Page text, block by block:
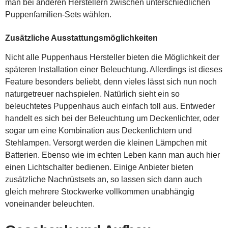
man bei anderen Herstellern zwischen unterschiedlichen
Puppenfamilien-Sets wählen.
Zusätzliche Ausstattungsmöglichkeiten
Nicht alle Puppenhaus Hersteller bieten die Möglichkeit der
späteren Installation einer Beleuchtung. Allerdings ist dieses
Feature besonders beliebt, denn vieles lässt sich nun noch
naturgetreuer nachspielen. Natürlich sieht ein so
beleuchtetes Puppenhaus auch einfach toll aus. Entweder
handelt es sich bei der Beleuchtung um Deckenlichter, oder
sogar um eine Kombination aus Deckenlichtern und
Stehlampen. Versorgt werden die kleinen Lämpchen mit
Batterien. Ebenso wie im echten Leben kann man auch hier
einen Lichtschalter bedienen. Einige Anbieter bieten
zusätzliche Nachrüstsets an, so lassen sich dann auch
gleich mehrere Stockwerke vollkommen unabhängig
voneinander beleuchten.